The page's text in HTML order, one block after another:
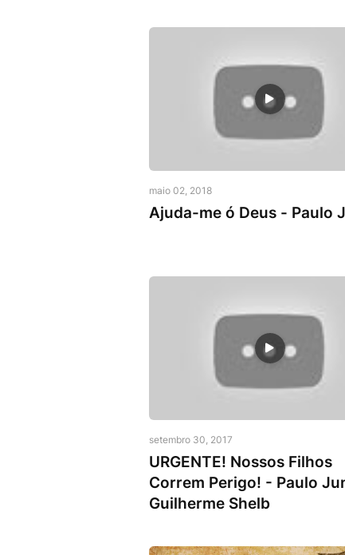
maio 02, 2018
Ajuda-me ó Deus - Paulo
setembro 30, 2017
URGENTE! Nossos Filhos
Correm Perigo! - Paulo
Guilherme Shelb